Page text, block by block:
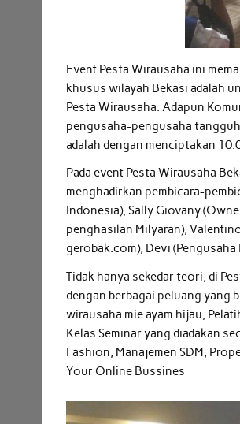
Event Pesta Wirausaha ini
khusus wilayah Bekasi adalah
Pesta Wirausaha. Adapun
pengusaha-pengusaha
adalah dengan menciptakan
Pada event Pesta Wirausaha
menghadirkan pembicara-
Indonesia), Sally Giovany
penghasilan Milyaran),
gerobak.com), Devi (Pengusaha
Tidak hanya sekedar teori, di
dengan berbagai peluang yang
wirausaha mie ayam hijau,
Kelas Seminar yang diadakan
Fashion, Manajemen SDM,
Your Online Bussines